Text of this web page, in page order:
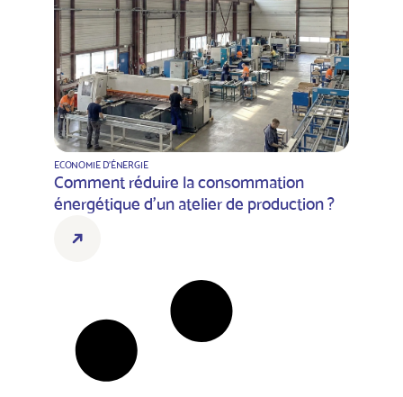
ECONOMIE D'ÉNERGIE
Comment réduire la consommation
énergétique d’un atelier de production ?